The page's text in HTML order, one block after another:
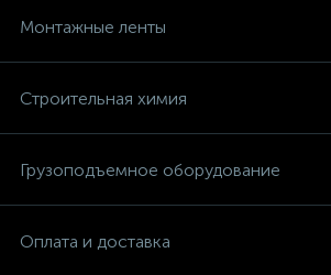
Монтажные ленты
Строительная химия
Грузоподъемное оборудование
Оплата и доставка